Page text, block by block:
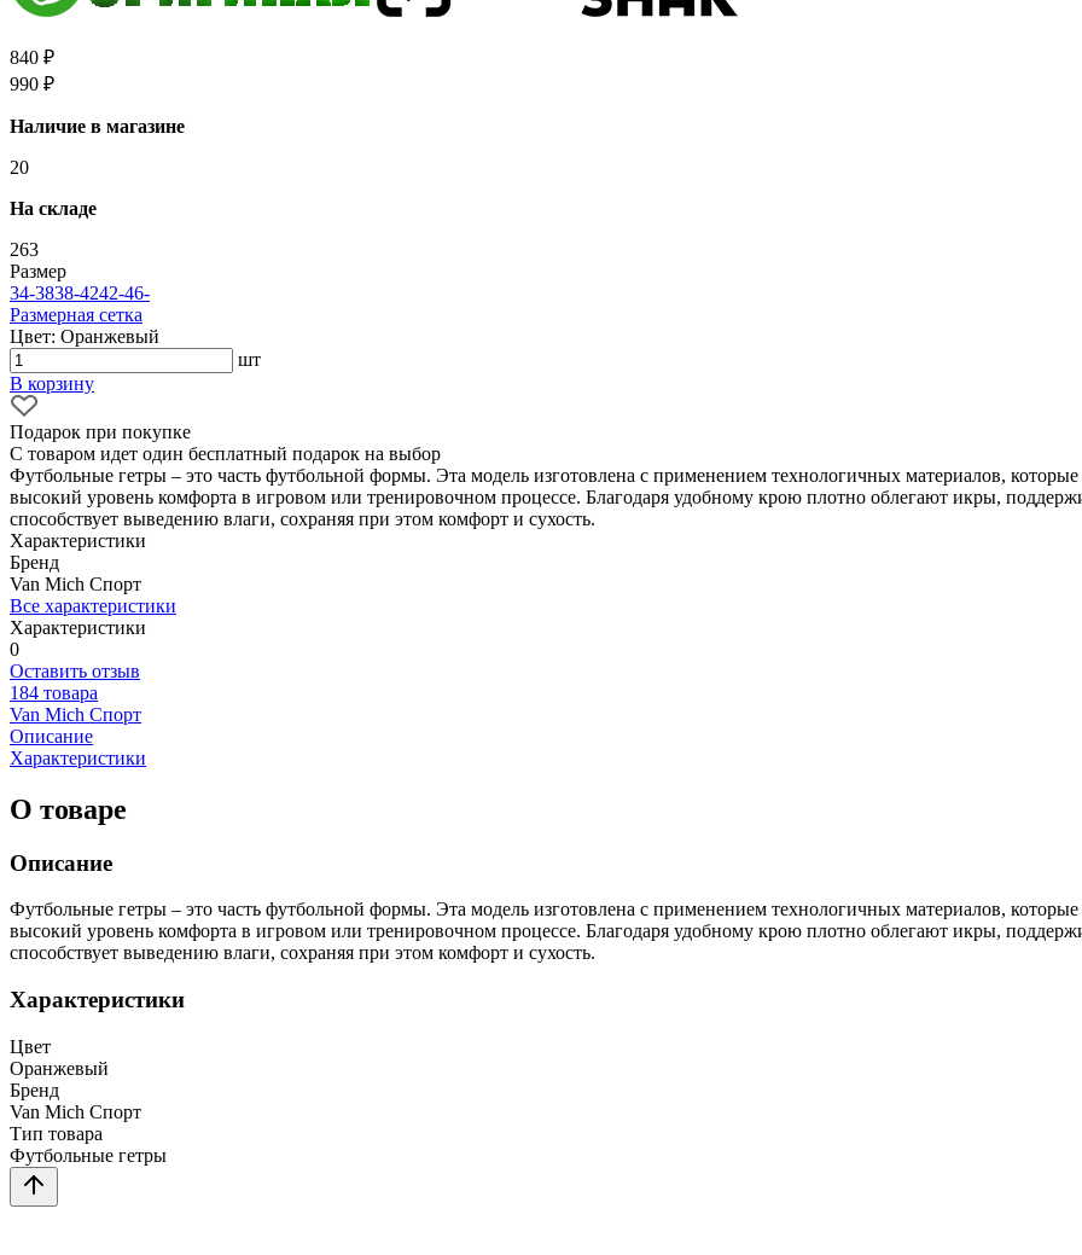
840 ₽
990 ₽
Наличие в магазине
20
На складе
263
Размер
34-3838-4242-46-
Размерная сетка
Цвет: Оранжевый
шт
В корзину
Подарок при покупке
С товаром идет один бесплатный подарок на выбор
Футбольные гетры – это часть футбольной формы. Эта модель изготовлена с применением технологичных материалов,
высокий уровень комфорта в игровом или тренировочном процессе. Благодаря удобному крою плотно облегают икры,
способствует выведению влаги, сохраняя при этом комфорт и сухость.
Характеристики
Бренд
Van Mich Спорт
Все характеристики
Характеристики
0
Оставить отзыв
184 товара
Van Mich Спорт
Описание
Характеристики
О товаре
Описание
Футбольные гетры – это часть футбольной формы. Эта модель изготовлена с применением технологичных материалов,
высокий уровень комфорта в игровом или тренировочном процессе. Благодаря удобному крою плотно облегают икры,
способствует выведению влаги, сохраняя при этом комфорт и сухость.
Характеристики
Цвет
Оранжевый
Бренд
Van Mich Спорт
Тип товара
Футбольные гетры